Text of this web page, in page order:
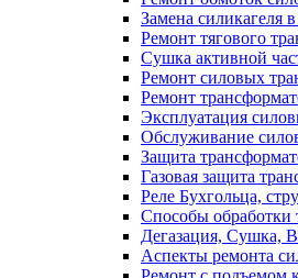
Замена силикагеля
Ремонт тягового
Сушка активной
Ремонт силовых
Ремонт
Эксплуатация
Обслуживание
Защита
Газовая защита
Реле Бухгольца,
Способы обработки
Дегазация, Сушка,
Аспекты ремонта